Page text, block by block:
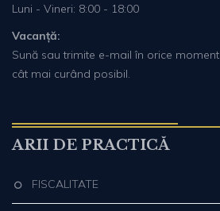
Luni - Vineri: 8:00 - 18:00
Vacanță:
Sună sau trimite e-mail în orice
cât mai curând posibil.
ARII DE PRACTICĂ
FISCALITATE